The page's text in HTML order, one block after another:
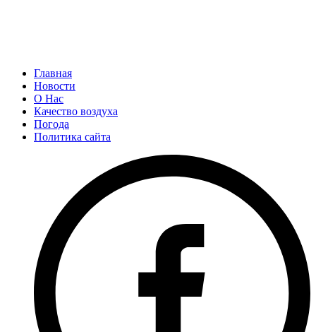
Главная
Новости
О Нас
Качество воздуха
Погода
Политика сайта